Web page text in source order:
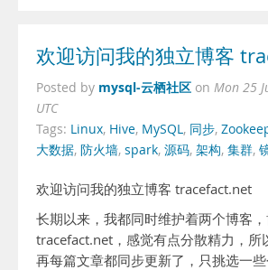
欢迎访问我的独立博客
Posted by mysql-云栖社区 on Mon 25
UTC
Tags: Linux, Hive, MySQL, 同步,
大数据, 防火墙, spark, 源码, 架构, 集群,
欢迎访问我的独立博客 tracefact.net
长期以来，我都同时维护着两个博客
tracefact.net，感觉有点分散精力，所
再每篇文章都同步更新了，只挑选一